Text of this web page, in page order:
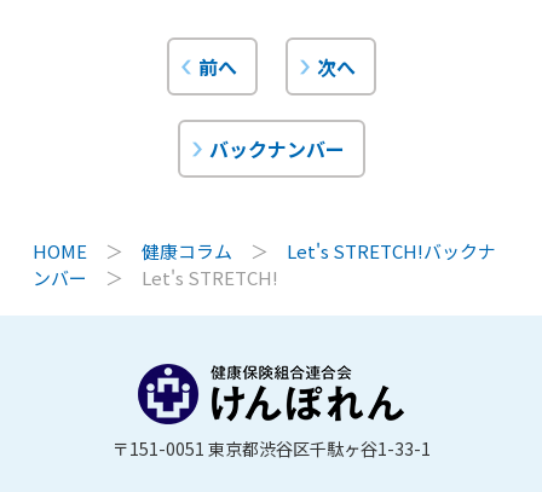
前へ 次へ
バックナンバー
HOME＞ 健康コラム ＞ Let's STRETCH!バックナ
ンバー ＞ Let's STRETCH!
〒151-0051 東京都渋谷区千駄ヶ谷1-33-1